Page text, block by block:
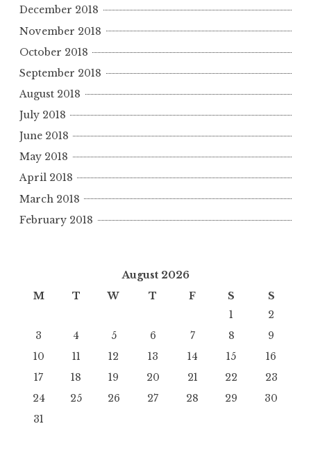
December 2018
November 2018
October 2018
September 2018
August 2018
July 2018
June 2018
May 2018
April 2018
March 2018
February 2018
August 2026
M
T W T F S
S
1
2
3
4 5 6 7 8
9
10
11 12 13 14 15
16
17
18 19 20 21 22
23
24
25 26 27 28 29
30
31